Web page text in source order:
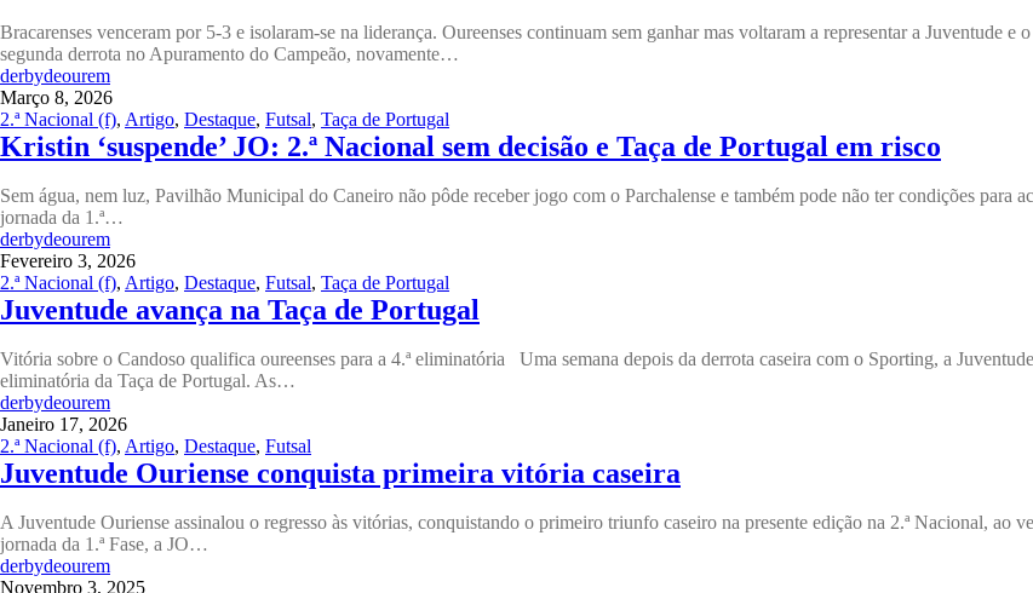
Bracarenses venceram por 5-3 e isolaram-se na liderança. Oureenses continuam sem ganhar mas voltaram a representar a Juventude
segunda derrota no Apuramento do Campeão, novamente…
derbydeourem
Março 8, 2026
2.ª Nacional (f), Artigo, Destaque, Futsal, Taça de Portugal
Kristin ‘suspende’ JO: 2.ª Nacional sem decisão e Taça de Portugal em risco
Sem água, nem luz, Pavilhão Municipal do Caneiro não pôde receber jogo com o Parchalense e também pode não ter condições
jornada da 1.ª…
derbydeourem
Fevereiro 3, 2026
2.ª Nacional (f), Artigo, Destaque, Futsal, Taça de Portugal
Juventude avança na Taça de Portugal
Vitória sobre o Candoso qualifica oureenses para a 4.ª eliminatória Uma semana depois da derrota caseira com o Sporting, a
eliminatória da Taça de Portugal. As…
derbydeourem
Janeiro 17, 2026
2.ª Nacional (f), Artigo, Destaque, Futsal
Juventude Ouriense conquista primeira vitória caseira
A Juventude Ouriense assinalou o regresso às vitórias, conquistando o primeiro triunfo caseiro na presente edição na 2.ª Nacional,
jornada da 1.ª Fase, a JO…
derbydeourem
Novembro 3, 2025